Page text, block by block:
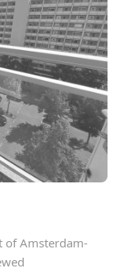
of Amsterdam-